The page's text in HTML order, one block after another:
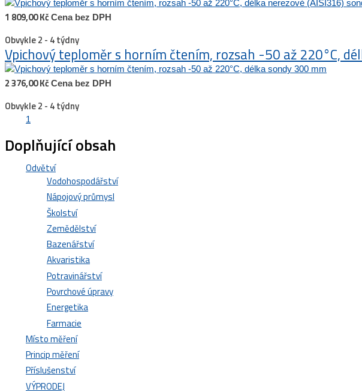
1 809,00 Kč Cena bez DPH
Obvykle 2 - 4 týdny
Vpichový teploměr s horním čtením, rozsah -50 až 220°C,
2 376,00 Kč Cena bez DPH
Obvykle 2 - 4 týdny
1
Doplňující obsah
Odvětví
Vodohospodářství
Nápojový průmysl
Školství
Zemědělství
Bazenářství
Akvaristika
Potravinářství
Povrchové úpravy
Energetika
Farmacie
Místo měření
Princip měření
Příslušenství
VÝPRODEJ